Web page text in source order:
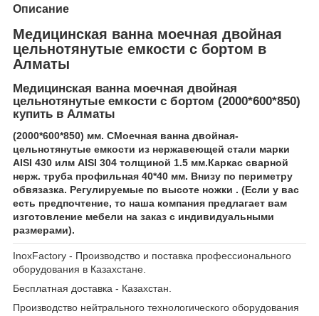
Описание
Медицинская ванна моечная двойная
цельнотянутые емкости с бортом в
Алматы
Медицинская ванна моечная двойная
цельнотянутые емкости с бортом (2000*600*850)
купить в Алматы
(2000*600*850) мм. СМоечная ванна двойная-
цельнотянутые емкости из нержавеющей стали марки
AISI 430 илм AISI 304 толщиной 1.5 мм.Каркас сварной
нерж. труба профильная 40*40 мм. Внизу по периметру
обвязазка. Регулируемые по высоте ножки . (Если у вас
есть предпочтение, то наша компания предлагает вам
изготовление мебели на заказ с индивидуальными
размерами).
InoxFactory - Производство и поставка профессионального
оборудования в Казахстане.
Бесплатная доставка - Казахстан.
Производство нейтрального технологического оборудования